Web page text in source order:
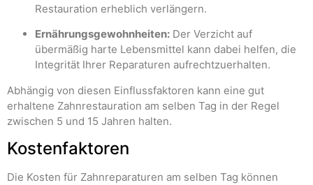
Restauration erheblich verlängern.
Ernährungsgewohnheiten: Der Verzicht auf
übermäßig harte Lebensmittel kann dabei helfen, die
Integrität Ihrer Reparaturen aufrechtzuerhalten.
Abhängig von diesen Einflussfaktoren kann eine gut
erhaltene Zahnrestauration am selben Tag in der Regel
zwischen 5 und 15 Jahren halten.
Kostenfaktoren
Die Kosten für Zahnreparaturen am selben Tag können